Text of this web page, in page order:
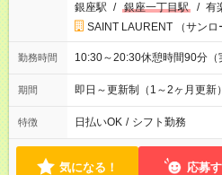
銀座駅 / 銀座一丁目駅 / 有
SAINT LAURENT （サンロ
勤務時間 10:30～20:30休憩時間90分（
期間 即日～更新制（1～2ヶ月更新）
特徴 日払いOK / シフト勤務
気になる！ 応募